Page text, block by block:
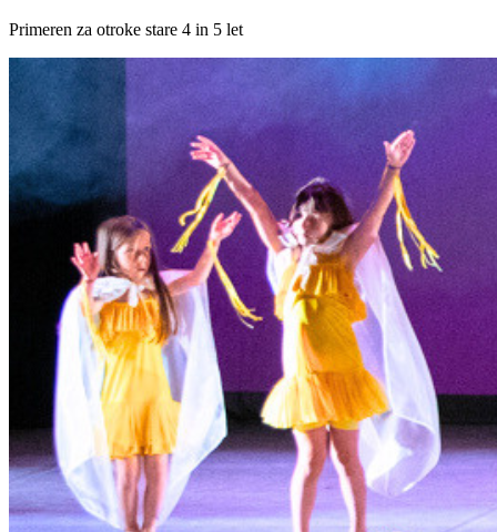
Primeren za otroke stare 4 in 5 let